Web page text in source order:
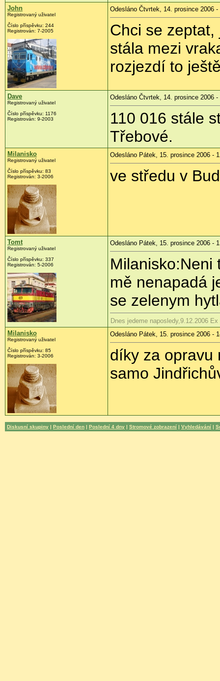
John
Registrovaný uživatel
Číslo příspěvku: 244
Registrován: 7-2005
Odesláno Čtvrtek, 14. prosince 2006 -
Chci se
stála mezi
rozjezdí to
Dave
Registrovaný uživatel
Číslo příspěvku: 1176
Registrován: 9-2003
Odesláno Čtvrtek, 14. prosince 2006 -
110 016 stále
Třebové.
Milanisko
Registrovaný uživatel
Číslo příspěvku: 83
Registrován: 3-2006
Odesláno Pátek, 15. prosince 2006 -
ve středu v
Tomt
Registrovaný uživatel
Číslo příspěvku: 337
Registrován: 5-2006
Odesláno Pátek, 15. prosince 2006 -
Milanisko:Neni
mě nenapadá
se zelenym
Dnes jedeme naposledy,9.12.2006
Milanisko
Registrovaný uživatel
Číslo příspěvku: 85
Registrován: 3-2006
Odesláno Pátek, 15. prosince 2006 -
díky za opravu
samo
Diskusní skupiny | Poslední den | Poslední 4 dny | Stromové zobrazení | Vyhledávání |